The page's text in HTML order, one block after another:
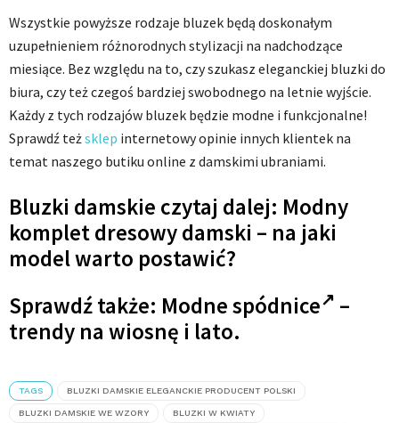
Wszystkie powyższe rodzaje bluzek będą doskonałym
uzupełnieniem różnorodnych stylizacji na nadchodzące
miesiące. Bez względu na to, czy szukasz eleganckiej bluzki do
biura, czy też czegoś bardziej swobodnego na letnie wyjście.
Każdy z tych rodzajów bluzek będzie modne i funkcjonalne!
Sprawdź teżsklep internetowy opinie innych klientek na
temat naszego butiku online z damskimi ubraniami.
Bluzki damskie czytaj dalej: Modny
komplet dresowy damski – na jaki
model warto postawić?
Sprawdź także: Modne spódnice
–
trendy na wiosnę i lato.
TAGS BLUZKI DAMSKIE ELEGANCKIE PRODUCENT POLSKI
BLUZKI DAMSKIE WE WZORY BLUZKI W KWIATY